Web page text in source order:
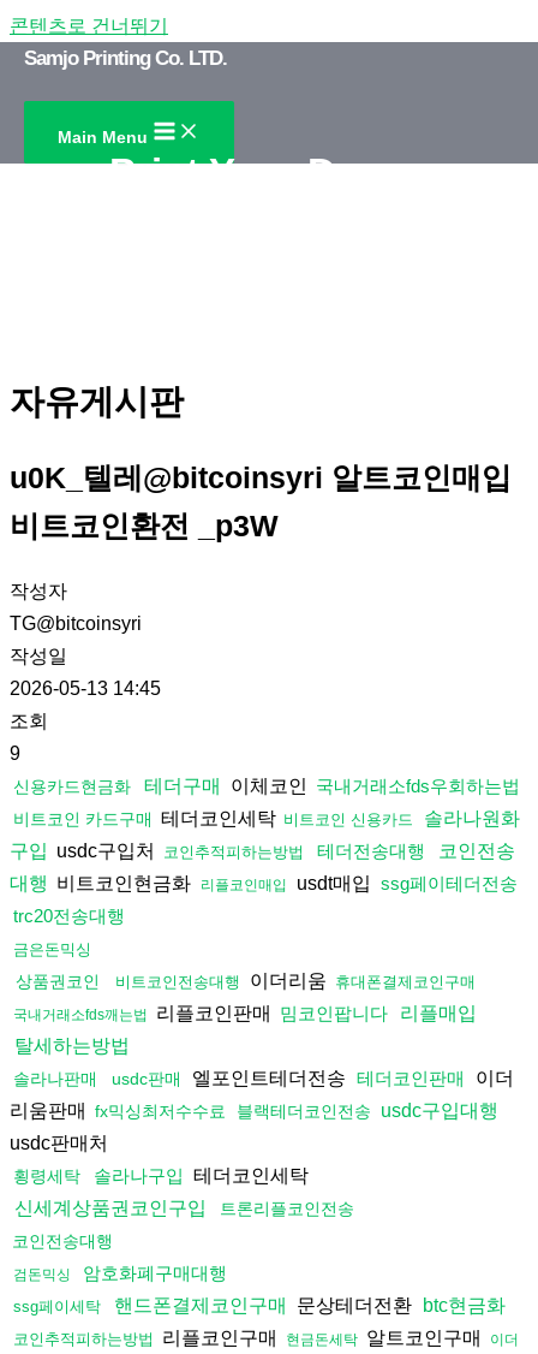
콘텐츠로 건너뛰기
Samjo Printing Co. LTD.
Main Menu
Print Your Dream
자유게시판
u0K_텔레@bitcoinsyri 알트코인매입
비트코인환전 _p3W
작성자
TG@bitcoinsyri
작성일
2026-05-13 14:45
조회
9
신용카드현금화 테더구매 이체코인 국내거래소fds우회하는법
비트코인 카드구매 테더코인세탁 비트코인 신용카드
솔라나원화
구입 usdc구입처 코인추적피하는방법 테더전송대행
코인전송
대행 비트코인현금화 리플코인매입 usdt매입 ssg페이테더전송
trc20전송대행
금은돈믹싱
상품권코인 비트코인전송대행 이더리움 휴대폰결제코인구매
국내거래소fds깨는법 리플코인판매 밈코인팝니다
리플매입
탈세하는방법
솔라나판매 usdc판매 엘포인트테더전송 테더코인판매
이더
리움판매 fx믹싱최저수수료 블랙테더코인전송 usdc구입대행
usdc판매처
횡령세탁 솔라나구입 테더코인세탁
신세계상품권코인구입
트론리플코인전송
코인전송대행
검돈믹싱 암호화폐구매대행
ssg페이세탁 핸드폰결제코인구매 문상테더전환 btc현금화
코인추적피하는방법 리플코인구매 현금돈세탁 알트코인구매
이더